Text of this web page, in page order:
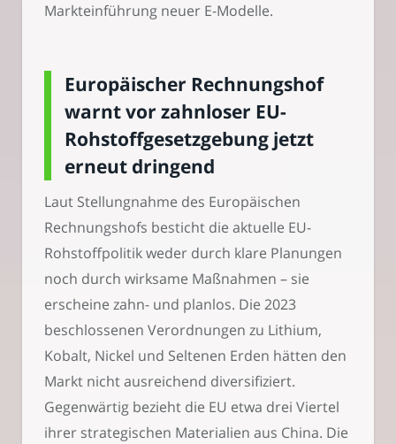
Markteinführung neuer E-Modelle.
Europäischer Rechnungshof
warnt vor zahnloser EU-
Rohstoffgesetzgebung jetzt
erneut dringend
Laut Stellungnahme des Europäischen
Rechnungshofs besticht die aktuelle EU-
Rohstoffpolitik weder durch klare Planungen
noch durch wirksame Maßnahmen – sie
erscheine zahn- und planlos. Die 2023
beschlossenen Verordnungen zu Lithium,
Kobalt, Nickel und Seltenen Erden hätten den
Markt nicht ausreichend diversifiziert.
Gegenwärtig bezieht die EU etwa drei Viertel
ihrer strategischen Materialien aus China. Die